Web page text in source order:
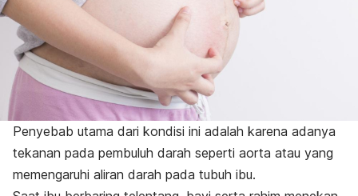
Penyebab utama dari kondisi ini adalah karena adanya
tekanan pada pembuluh darah seperti aorta atau yang
memengaruhi aliran darah pada tubuh ibu.